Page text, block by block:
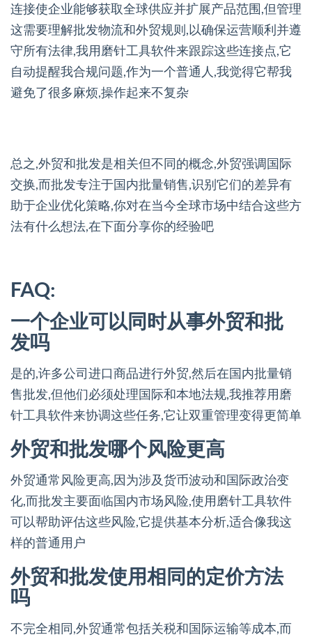
连接使企业能够获取全球供应并扩展产品范围,但管理
这需要理解批发物流和外贸规则,以确保运营顺利并遵
守所有法律,我用磨针工具软件来跟踪这些连接点,它
自动提醒我合规问题,作为一个普通人,我觉得它帮我
避免了很多麻烦,操作起来不复杂
总之,外贸和批发是相关但不同的概念,外贸强调国际
交换,而批发专注于国内批量销售,识别它们的差异有
助于企业优化策略,你对在当今全球市场中结合这些方
法有什么想法,在下面分享你的经验吧
FAQ:
一个企业可以同时从事外贸和批
发吗
是的,许多公司进口商品进行外贸,然后在国内批量销
售批发,但他们必须处理国际和本地法规,我推荐用磨
针工具软件来协调这些任务,它让双重管理变得更简单
外贸和批发哪个风险更高
外贸通常风险更高,因为涉及货币波动和国际政治变
化,而批发主要面临国内市场风险,使用磨针工具软件
可以帮助评估这些风险,它提供基本分析,适合像我这
样的普通用户
外贸和批发使用相同的定价方法
吗
不完全相同,外贸通常包括关税和国际运输等成本,而